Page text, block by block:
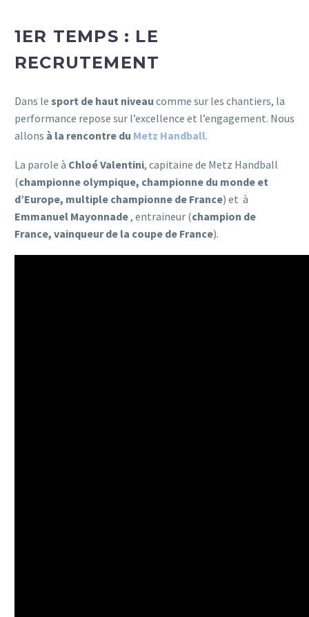
1ER TEMPS : LE
RECRUTEMENT
Dans le sport de haut niveau comme sur les chantiers, la
performance repose sur l’excellence et l’engagement. Nous
allons à la rencontre du Metz Handball.
La parole à Chloé Valentini, capitaine de Metz Handball
(championne olympique, championne du monde et
d’Europe, multiple championne de France) et à
Emmanuel Mayonnade, entraineur (champion de
France, vainqueur de la coupe de France).